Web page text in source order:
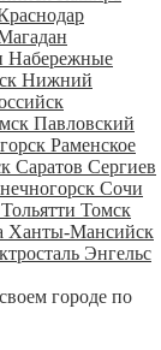
Набережные
Нижний
Павловский
Раменское
Саратов Сергиев
Сочи
Тольятти Томск
Ханты-Мансийск
Энгельс
городе по